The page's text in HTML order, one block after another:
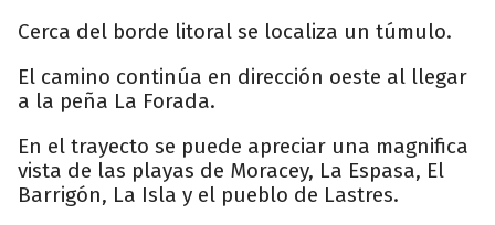
Cerca del borde litoral se localiza un túmulo.
El camino continúa en dirección oeste al llegar
a la peña La Forada.
En el trayecto se puede apreciar una magnifica
vista de las playas de Moracey, La Espasa, El
Barrigón, La Isla y el pueblo de Lastres.